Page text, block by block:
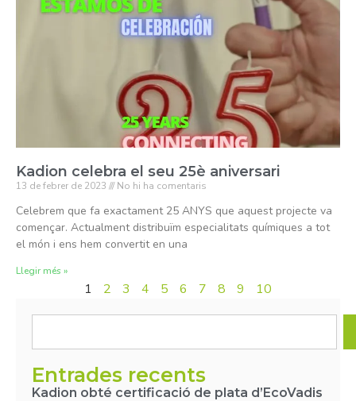
Kadion celebra el seu 25è aniversari
13 de febrer de 2023 No hi ha comentaris
Celebrem que fa exactament 25 ANYS que aquest projecte va
començar. Actualment distribuïm especialitats químiques a tot
el món i ens hem convertit en una
Llegir més »
1 2 3 4 5 6 7 8 9 10
Entrades recents
Kadion obté certificació de plata d’EcoVadis